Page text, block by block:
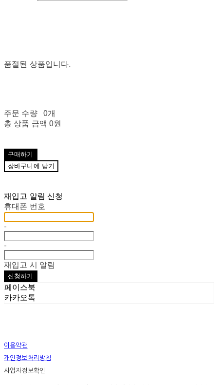
품절된 상품입니다.
주문 수량
0개
총 상품 금액 0원
구매하기
장바구니에 담기
재입고 알림 신청
휴대폰 번호
-
-
재입고 시 알림
신청하기
페이스북
카카오톡
이용약관
개인정보처리방침
사업자정보확인